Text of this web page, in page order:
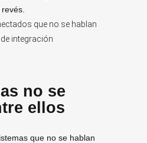
no se
ellos
que no se hablan